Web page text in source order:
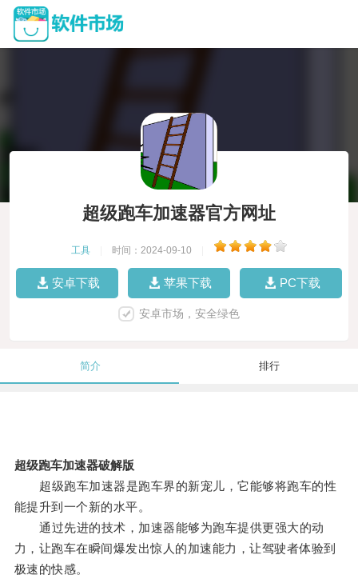
超级跑车加速器官方网址
工具 时间：2024-09-10
安卓下载 苹果下载 PC下载
安卓市场，安全绿色
简介 排行
超级跑车加速器破解版
超级跑车加速器是跑车界的新宠儿，它能够将跑车的性
能提升到一个新的水平。
通过先进的技术，加速器能够为跑车提供更强大的动
力，让跑车在瞬间爆发出惊人的加速能力，让驾驶者体验到
极速的快感。